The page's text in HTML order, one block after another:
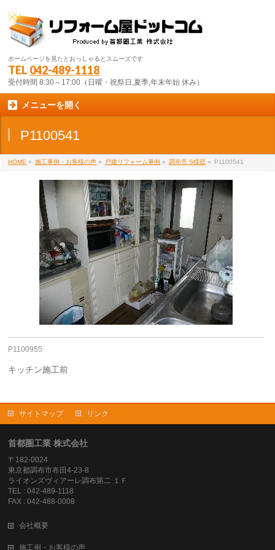
ホームページを見たとおっしゃるとスムーズです
TEL 042-489-1118
受付時間 8:30～17:00（日曜・祝祭日,夏季,年末年始 休み）
メニューを開く
P1100541
HOME » 施工事例・お客様の声 » 戸建リフォーム事例 » 調布市 S様邸 » P1100541
P1100955
キッチン施工前
サイトマップ リンク
首都圏工業 株式会社
〒182-0024
東京都調布市布田4-23-8
ライオンズヴィアーレ調布第二 １Ｆ
TEL : 042-489-1118
FAX : 042-488-0008
会社概要
施工例・お客様の声